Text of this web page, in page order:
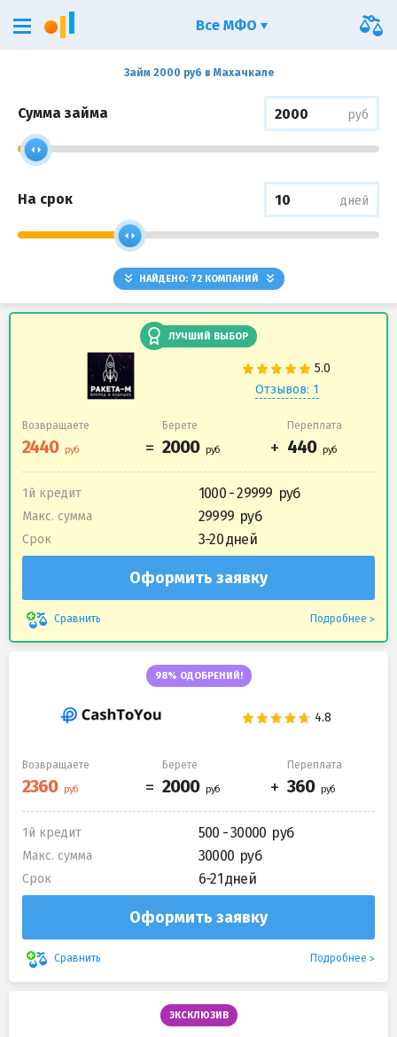
Займ 2000 руб в Махачкале
Сумма займа руб
На срок дней
НАЙДЕНО: 72КОМПАНИЙ
ЛУЧШИЙ ВЫБОР
Отзывов: 1
Возвращаете Берете Переплата
1й кредит 1000 - 29999
Макс. сумма 29999
Срок 3-20 дней
Оформить заявку
Сравнить Подробнее
98% ОДОБРЕНИЙ!
Возвращаете Берете Переплата
1й кредит 500 - 30000
Макс. сумма 30000
Срок 6-21 дней
Оформить заявку
Сравнить Подробнее
ЭКСКЛЮЗИВ
Все МФО